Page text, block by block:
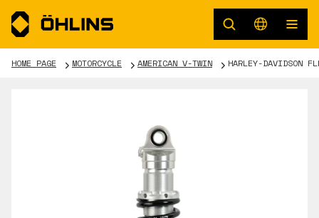
HOME PAGE MOTORCYCLE AMERICAN V-TWIN HARLEY-DAVIDSON